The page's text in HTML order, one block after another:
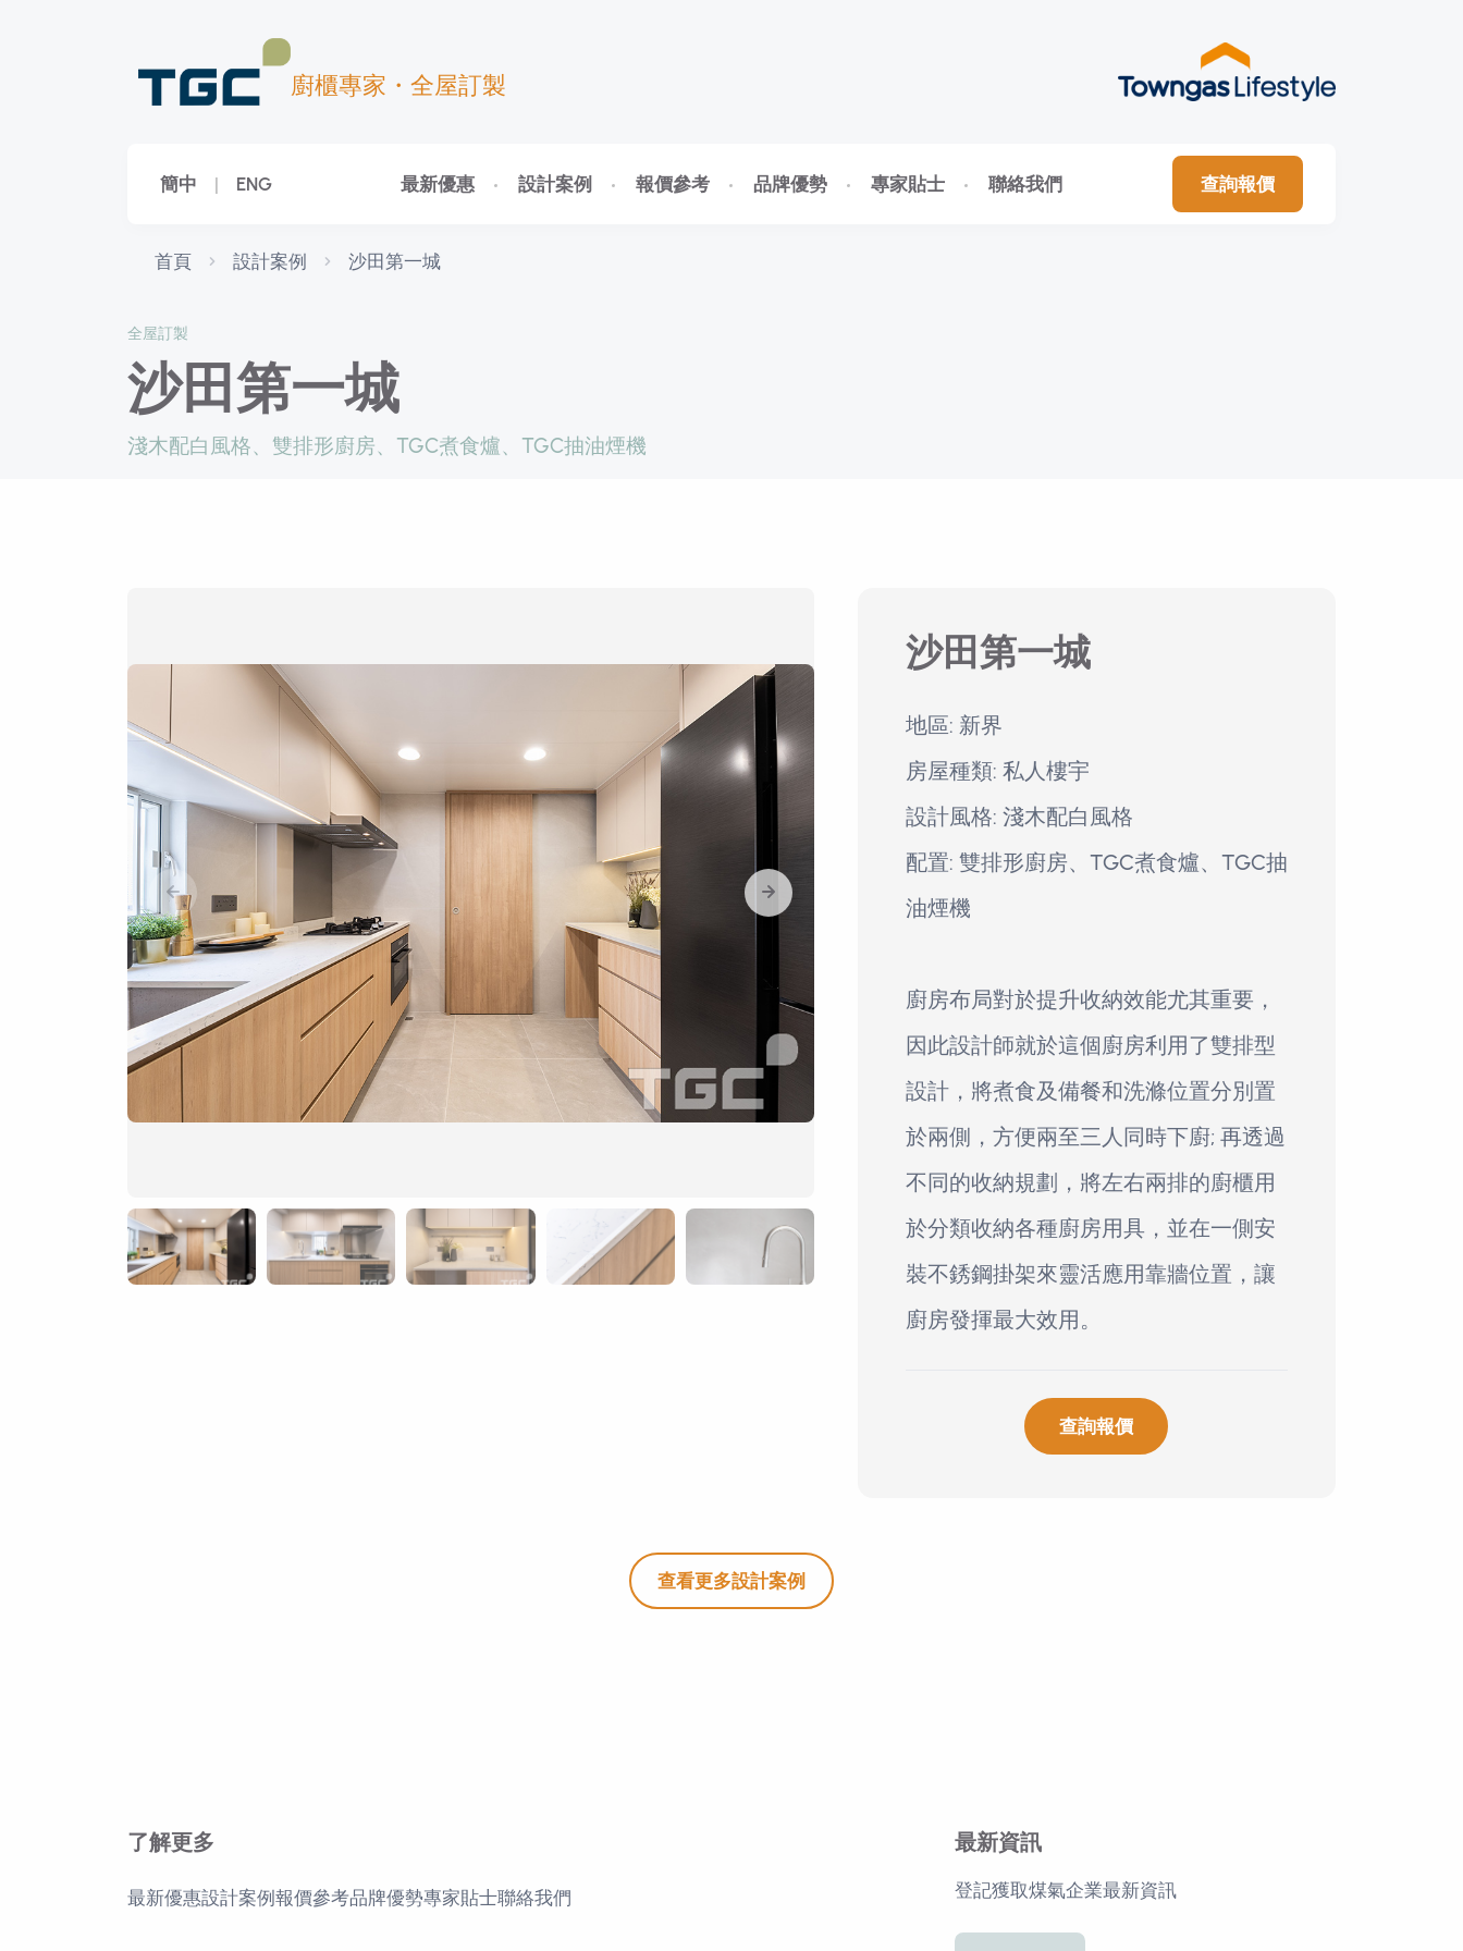
廚櫃專家・全屋訂製
簡中 | ENG 最新優惠 設計案例 報價參考 品牌優勢 專家貼士 聯絡我們 查詢報價
首頁 設計案例 沙田第一城
全屋訂製
沙田第一城
淺木配白風格、雙排形廚房、TGC煮食爐、TGC抽油煙機
沙田第一城
地區: 新界
房屋種類: 私人樓宇
設計風格: 淺木配白風格
配置: 雙排形廚房、TGC煮食爐、TGC抽
油煙機
廚房布局對於提升收納效能尤其重要，
因此設計師就於這個廚房利用了雙排型
設計，將煮食及備餐和洗滌位置分別置
於兩側，方便兩至三人同時下廚; 再透過
不同的收納規劃，將左右兩排的廚櫃用
於分類收納各種廚房用具，並在一側安
裝不銹鋼掛架來靈活應用靠牆位置，讓
廚房發揮最大效用。
查詢報價
查看更多設計案例
了解更多
最新優惠設計案例 報價參考品牌優勢專家貼士聯絡我們
最新資訊
登記獲取煤氣企業最新資訊